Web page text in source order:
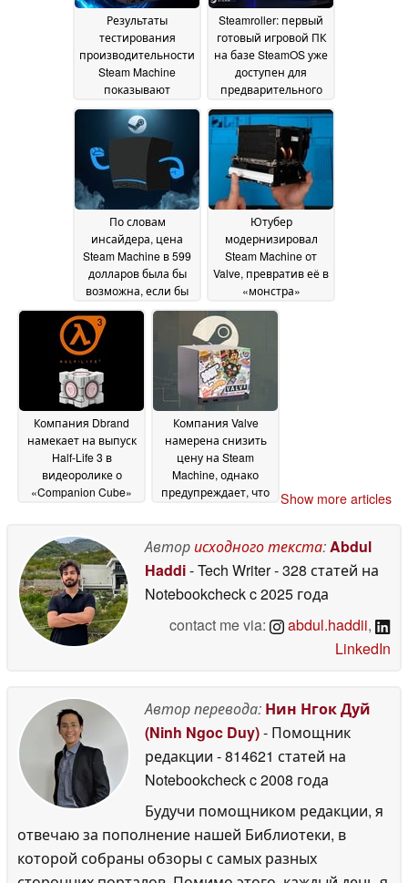
2026
Результаты
тестирования
производительности
Steam Machine
показывают
снижение
производительности
на 20 % при
отсутствии
двухканальной
памяти 01 July 2026
Steamroller: первый
готовый игровой ПК
на базе SteamOS уже
доступен для
предварительного
заказа29 June 2026
По словам
инсайдера, цена
Steam Machine в 599
долларов была бы
возможна, если бы
Valve справилась с
проблемой нехватки
памяти
28 June 2026
Ютубер
модернизировал
Steam Machine от
Valve, превратив её в
«монстра»
стоимостью более
3000 долларов с 64
ГБ оперативной
памяти и SSD-
накопителем
объёмом 4 ТБ
2026
Компания Dbrand
намекает на выпуск
Half-Life 3 в
видеоролике о
«Companion Cube»
Machine27 June 2026
Компания Valve
намерена снизить
цену на Steam
Machine, однако
предупреждает, что
Show more articles
Авторисходного текста:Abdul
Haddi- Tech Writer- 328 статей на
Notebookcheckc 2025 года
contact me via:
abdul.haddii,
LinkedIn
Автор перевода: Нин Нгок Дуй
(Ninh Ngoc Duy)- Помощник
редакции - 814621 статей на
Notebookcheckc 2008 года
Будучи помощником редакции, я
отвечаю за пополнение нашей Библиотеки, в
которой собраны обзоры с самых разных